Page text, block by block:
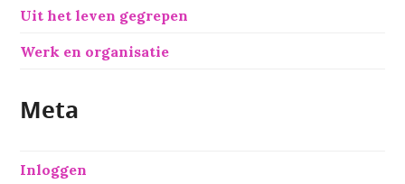
Uit het leven gegrepen
Werk en organisatie
Meta
Inloggen